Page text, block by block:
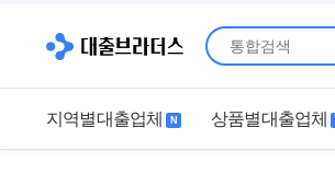
지역별대출업체 N 상품별대출업체